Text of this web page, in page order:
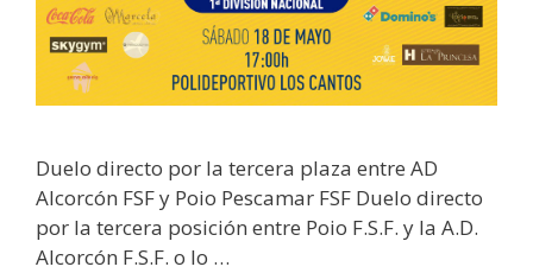
Duelo directo por la tercera plaza entre AD
Alcorcón FSF y Poio Pescamar FSF Duelo directo
por la tercera posición entre Poio F.S.F. y la A.D.
Alcorcón F.S.F. o lo …